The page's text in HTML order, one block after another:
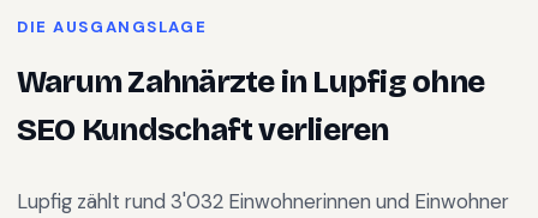
DIE AUSGANGSLAGE
WarumZahnärzteinLupfigohne
SEO Kundschaft verlieren
Lupfig zählt rund 3'032 Einwohnerinnen und Einwohner